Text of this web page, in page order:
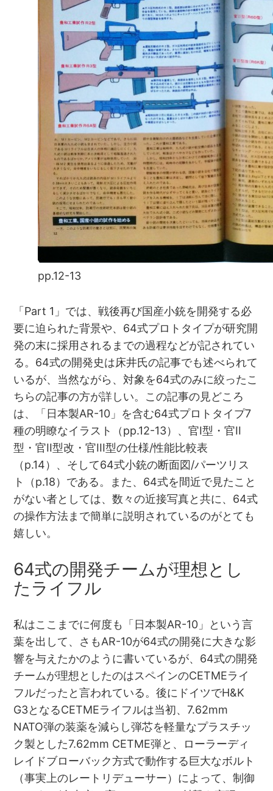
pp.12-13
「Part 1」では、戦後再び国産小銃を開発する必
要に迫られた背景や、64式プロトタイプが研究開
発の末に採用されるまでの過程などが記されてい
る。64式の開発史は床井氏の記事でも述べられて
いるが、当然ながら、対象を64式のみに絞ったこ
ちらの記事の方が詳しい。この記事の見どころ
は、「日本製AR-10」を含む64式プロトタイプ7
種の明瞭なイラスト（pp.12-13）、官I型・官II
型・官II型改・官III型の仕様/性能比較表
（p.14）、そして64式小銃の断面図/パーツリス
ト（p.18）である。また、64式を間近で見たこと
がない者としては、数々の近接写真と共に、64式
の操作方法まで簡単に説明されているのがとても
嬉しい。
64式の開発チームが理想とし
たライフル
私はここまでに何度も「日本製AR-10」という言
葉を出して、さもAR-10が64式の開発に大きな影
響を与えたかのように書いているが、64式の開発
チームが理想としたのはスペインのCETMEライ
フルだったと言われている。後にドイツでH&K
G3となるCETMEライフルは当初、7.62mm
NATO弾の装薬を減らし弾芯を軽量なプラスチッ
ク製とした7.62mm CETME弾と、ローラーディ
レイドブローバック方式で動作する巨大なボルト
（事実上のレートリデューサー）によって、制御